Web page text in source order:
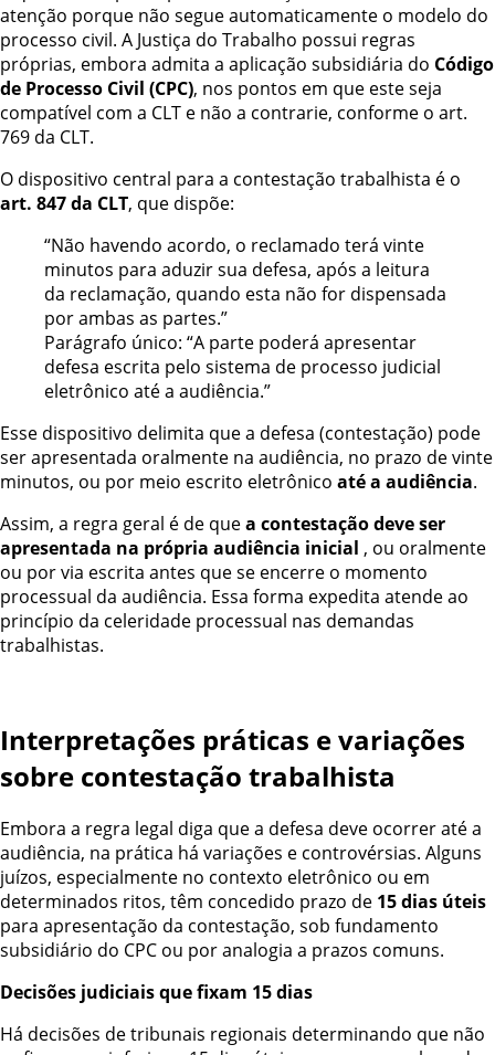
atenção porque não segue automaticamente o modelo do
processo civil. A Justiça do Trabalho possui regras
próprias, embora admita a aplicação subsidiária do Código
de Processo Civil (CPC), nos pontos em que este seja
compatível com a CLT e não a contrarie, conforme o art.
769 da CLT.
O dispositivo central para a contestação trabalhista é o
art. 847 da CLT, que dispõe:
“Não havendo acordo, o reclamado terá vinte
minutos para aduzir sua defesa, após a leitura
da reclamação, quando esta não for dispensada
por ambas as partes.”
Parágrafo único: “A parte poderá apresentar
defesa escrita pelo sistema de processo judicial
eletrônico até a audiência.”
Esse dispositivo delimita que a defesa (contestação) pode
ser apresentada oralmente na audiência, no prazo de vinte
minutos, ou por meio escrito eletrônico até a audiência.
Assim, a regra geral é de quea contestação deve ser
apresentada na própria audiência inicial , ou oralmente
ou por via escrita antes que se encerre o momento
processual da audiência. Essa forma expedita atende ao
princípio da celeridade processual nas demandas
trabalhistas.
Interpretações práticas e variações
sobre contestação trabalhista
Embora a regra legal diga que a defesa deve ocorrer até a
audiência, na prática há variações e controvérsias. Alguns
juízos, especialmente no contexto eletrônico ou em
determinados ritos, têm concedido prazo de 15 dias úteis
para apresentação da contestação, sob fundamento
subsidiário do CPC ou por analogia a prazos comuns.
Decisões judiciais que fixam 15 dias
Há decisões de tribunais regionais determinando que não